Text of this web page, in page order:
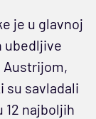
je u glavnoj
ubedljive
Austrijom,
su savladali
12 najboljih